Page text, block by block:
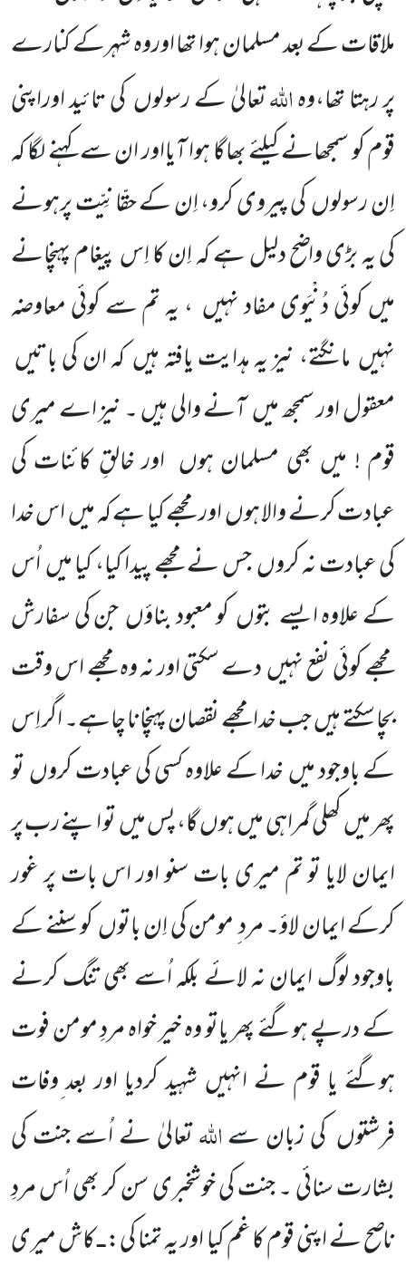
ملاقات کے بعد مسلمان ہواتھا اوروہ شہرکے کنارے
پر رہتا تھا،وہاللہتعالیٰ کے رسولوںکی تائید اوراپنی
قوم کو سمجھانے کیلئے بھاگا ہوا آیااور ان سے کہنےلگا کہ
اِن رسولوںکی پیروی کرو، اِن کے حقّانِیّت پرہونے
کی یہ بڑی واضح دلیل ہے کہ اِن کا اِس پیغام پہنچانے
میں کوئی دُنْیَوی مفاد نہیں ، یہ تم سے کوئی معاوضہ
نہیں مانگتے، نیز یہ ہدایت یافتہ ہیںکہ ان کی باتیں
معقول اور سمجھ میںآنے والی ہیں ۔ نیز اے میری
قوم ! میں بھی مسلمان ہوں اور خالقِ کائنات کی
عبادت کرنے والا ہوںاور مجھے کیا ہے کہ میںاس خدا
کی عبادت نہ کروںجس نے مجھے پیدا کیا، کیا میںاُس
کے علاوہ ایسے بتوںکو معبود بناؤںجن کی سفارش
مجھے کوئی نفع نہیںدے سکتی اور نہ وہ مجھے اس وقت
بچا سکتے ہیںجب خدا مجھے نقصان پہنچانا چاہے۔ اگر اِس
کے باوجود میںخدا کے علاوہ کسی کی عبادت کروںتو
پھر میںکھلی گمراہی میںہوں گا، پس میںتو اپنے رب پر
ایمان لایا تو تم میری بات سنو اور اس بات پر غور
کرکے ایمان لاؤ۔ مرد ِ مومن کی اِن باتوںکو سننے کے
باوجود لوگ ایمان نہ لائے بلکہ اُسے بھی تنگ کرنے
کے درپے ہوگئے پھر یاتو وہ خیر خواہ مردِ مومن فوت
ہوگئے یا قوم نے انہیں شہید کردیا اور بعد ِوفات
فرشتوں کی زبان سےاللہتعالیٰ نے اُسے جنت کی
بشارت سنائی ۔ جنت کی خوشخبری سن کر بھی اُس مردِ
ناصح نے اپنی قوم کا غم کیا اور یہ تمنا کی:ـکاش میری